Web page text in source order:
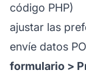
código PHP)
ajustar las
envíe datos
formulario >